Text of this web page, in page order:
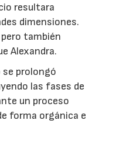
resultara
dimensiones.
también
Alexandra.
se prolongó
las fases de
un proceso
forma orgánica e